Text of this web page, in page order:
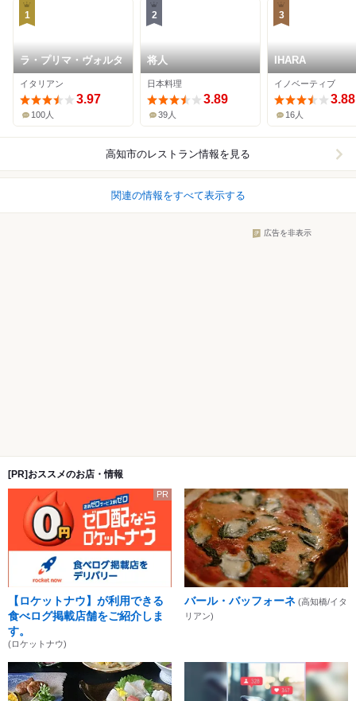
1
ラ・プリマ・ヴォルタ
イタリアン
3.97
100人
2
将人
日本料理
3.89
39人
3
IHARA
イノベーティブ
3.88
16人
高知市のレストラン情報を見る
関連の情報をすべて表示する
広告を非表示
[PR]おススメのお店・情報
PR
【ロケットナウ】が利用できる
食べログ掲載店舗をご紹介しま
す。
(ロケットナウ)
バール・バッフォーネ (高知橋/イタ
リアン)